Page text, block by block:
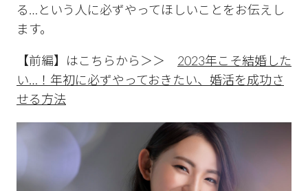
る…という人に必ずやってほしいことをお伝えし
ます。
【前編】はこちらから＞＞ 2023年こそ結婚した
い…！年初に必ずやっておきたい、婚活を成功さ
せる方法